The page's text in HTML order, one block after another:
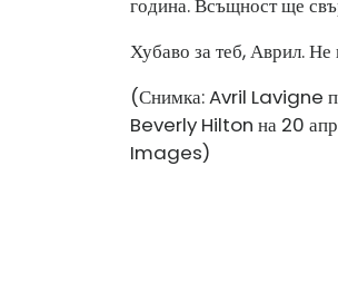
Хубаво за теб, Аврил. Не
(Снимка: Avril Lavigne
Beverly Hilton на 20
Images)